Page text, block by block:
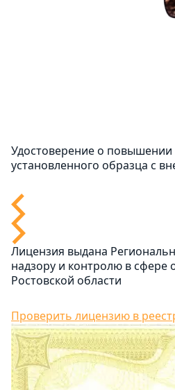
Удостоверение о повышении
установленного образца с
Лицензия выдана
надзору и контролю в сфере
Ростовской области
Проверить лицензию в